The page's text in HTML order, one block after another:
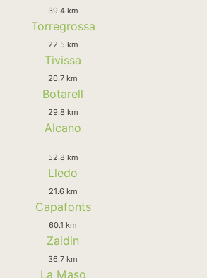
39.4 km
Torregrossa
22.5 km
Tivissa
20.7 km
Botarell
29.8 km
Alcano
52.8 km
Lledo
21.6 km
Capafonts
60.1 km
Zaidin
36.7 km
La Maso